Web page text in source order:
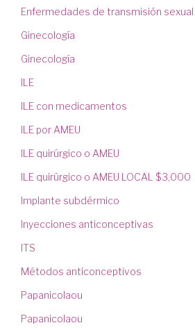
Enfermedades de transmisión sexual
Ginecología
Ginecología
ILE
ILE con medicamentos
ILE por AMEU
ILE quirúrgico o AMEU
ILE quirúrgico o AMEU LOCAL $3,000
Implante subdérmico
Inyecciones anticonceptivas
ITS
Métodos anticonceptivos
Papanicolaou
Papanicolaou